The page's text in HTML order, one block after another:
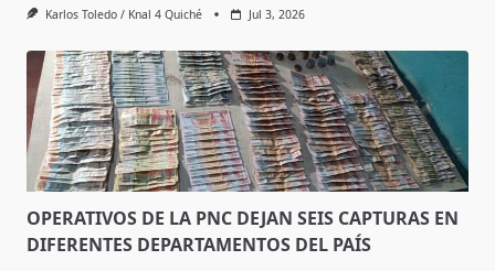
Karlos Toledo / Knal 4 Quiché Jul 3, 2026
OPERATIVOS DE LA PNC DEJAN SEIS CAPTURAS EN
DIFERENTES DEPARTAMENTOS DEL PAÍS